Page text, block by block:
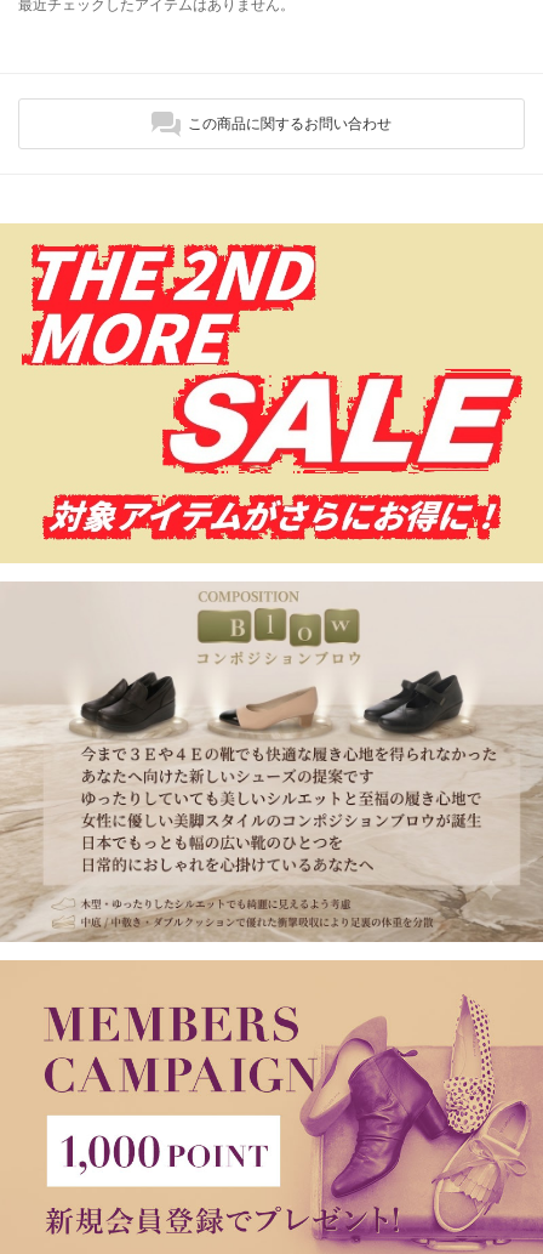
最近チェックしたアイテムはありません。
この商品に関するお問い合わせ